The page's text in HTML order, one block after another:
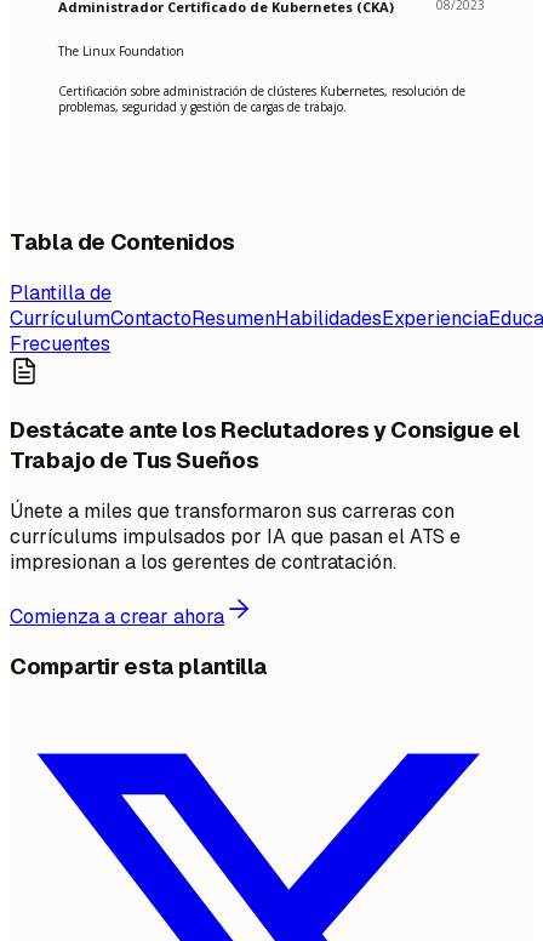
Administrador Certificado de Kubernetes (CKA) 08/2023
The Linux Foundation
Certificación sobre administración de clústeres Kubernetes, resolución de
problemas, seguridad y gestión de cargas de trabajo.
Tabla de Contenidos
Plantilla de
CurrículumContactoResumenHabilidadesExperiencia
Frecuentes
Destácate ante los Reclutadores y Consigue el
Trabajo de Tus Sueños
Únete a miles que transformaron sus carreras con
currículums impulsados por IA que pasan el ATS e
impresionan a los gerentes de contratación.
Comienza a crear ahora
Compartir esta plantilla